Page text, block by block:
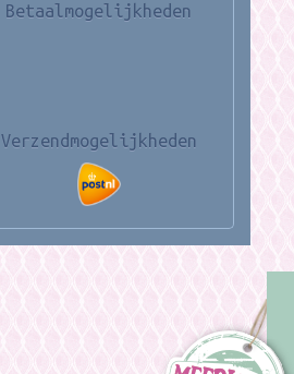
Betaalmogelijkheden
Verzendmogelijkheden